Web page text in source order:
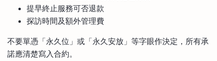
提早終止服務可否退款
探訪時間及額外管理費
不要單憑「永久位」或「永久安放」等字眼作決定，所有承
諾應清楚寫入合約。